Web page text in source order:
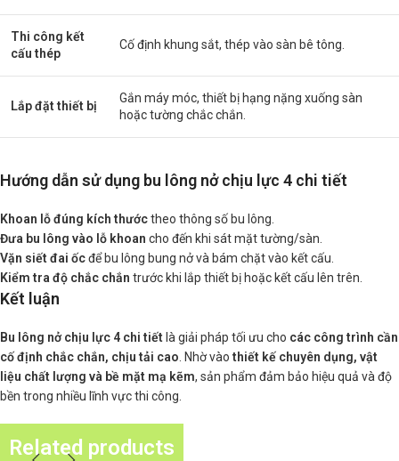
Thi công kết
cấu thép
Cố định khung sắt, thép vào sàn bê tông.
Lắp đặt thiết bị
Gắn máy móc, thiết bị hạng nặng xuống sàn
hoặc tường chắc chắn.
Hướng dẫn sử dụng bu lông nở chịu lực 4 chi tiết
Khoan lỗ đúng kích thướctheo thông số bu lông.
Đưa bu lông vào lỗ khoan cho đến khi sát mặt tường/sàn.
Vặn siết đai ốcđể bu lông bung nở và bám chặt vào kết cấu.
Kiểm tra độ chắc chắn trước khi lắp thiết bị hoặc kết cấu lên trên.
Kết luận
Bu lông nở chịu lực 4 chi tiết là giải pháp tối ưu cho các công trình cần
cố định chắc chắn, chịu tải cao . Nhờ vàothiết kế chuyên dụng, vật
liệu chất lượng và bề mặt mạ kẽm, sản phẩm đảm bảo hiệu quả và độ
bền trong nhiều lĩnh vực thi công.
Related products